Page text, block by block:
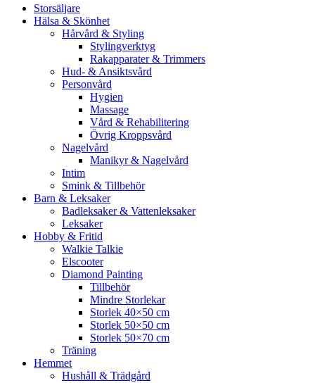
Storsäljare
Hälsa & Skönhet
Hårvård & Styling
Stylingverktyg
Rakapparater & Trimmers
Hud- & Ansiktsvård
Personvård
Hygien
Massage
Vård & Rehabilitering
Övrig Kroppsvård
Nagelvård
Manikyr & Nagelvård
Intim
Smink & Tillbehör
Barn & Leksaker
Badleksaker & Vattenleksaker
Leksaker
Hobby & Fritid
Walkie Talkie
Elscooter
Diamond Painting
Tillbehör
Mindre Storlekar
Storlek 40×50 cm
Storlek 50×50 cm
Storlek 50×70 cm
Träning
Hemmet
Hushåll & Trädgård